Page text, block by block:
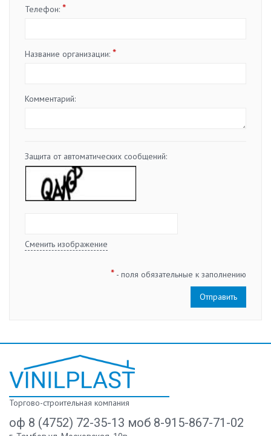
Телефон: *
Название организации: *
Комментарий:
Защита от автоматических сообщений:
Сменить изображение
* - поля обязательные к заполнению
Торгово-строительная компания
оф 8 (4752) 72-35-13 моб 8-915-867-71-02